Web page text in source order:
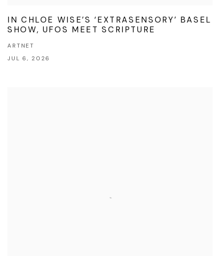
IN CHLOE WISE’S ‘EXTRASENSORY’ BASEL
SHOW, UFOS MEET SCRIPTURE
ARTNET
JUL 6, 2026